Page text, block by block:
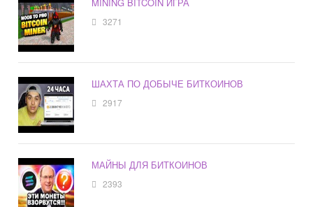
3271
ШАХТА ПО ДОБЫЧЕ БИТКОИНОВ
2917
МАЙНЫ ДЛЯ БИТКОИНОВ
2393